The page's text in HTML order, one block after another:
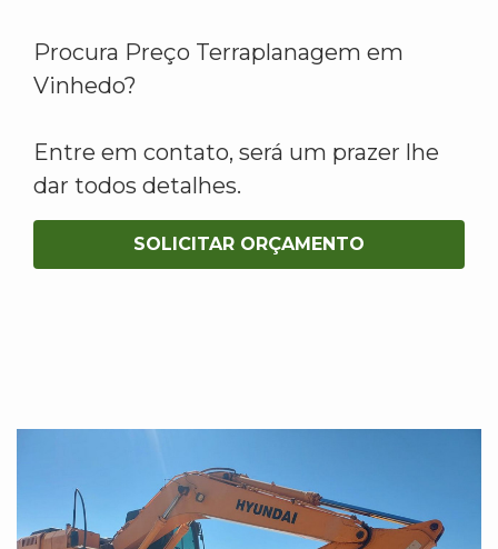
Procura Preço Terraplanagem em
Vinhedo?
Entre em contato, será um prazer lhe
dar todos detalhes.
SOLICITAR ORÇAMENTO